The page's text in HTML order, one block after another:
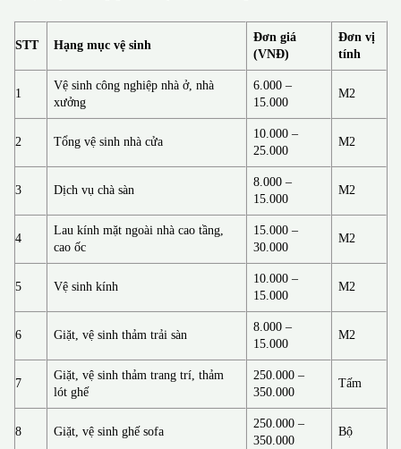
STT Hạng mục vệ sinh
Đơn giá
(VNĐ)
Đơn vị
tính
1
Vệ sinh công nghiệp nhà ở, nhà
xưởng
6.000 –
15.000
M2
2 Tổng vệ sinh nhà cửa
10.000 –
25.000
M2
3 Dịch vụ chà sàn
8.000 –
15.000
M2
4
Lau kính mặt ngoài nhà cao tầng,
cao ốc
15.000 –
30.000
M2
5 Vệ sinh kính
10.000 –
15.000
M2
6 Giặt, vệ sinh thảm trải sàn
8.000 –
15.000
M2
7
Giặt, vệ sinh thảm trang trí, thảm
lót ghế
250.000 –
350.000
Tấm
8 Giặt, vệ sinh ghế sofa
250.000 –
350.000
Bộ